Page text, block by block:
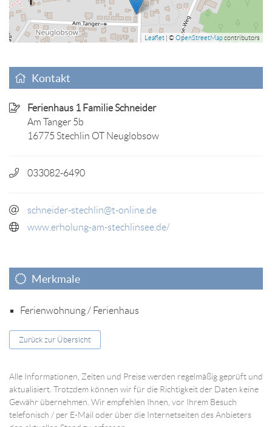
Leaflet | ©OpenStreetMapcontributors
Kontakt
Ferienhaus 1 Familie Schneider
Am Tanger 5b
16775 Stechlin OT Neuglobsow
033082-6490
schneider-stechlin@t-online.de
www.erholung-am-stechlinsee.de/
Merkmale
Ferienwohnung / Ferienhaus
Zurück zur Übersicht
Alle Informationen, Zeiten und Preise werden regelmäßig geprüft und
aktualisiert. Trotzdem können wir für die Richtigkeit der Daten keine
Gewähr übernehmen. Wir empfehlen Ihnen, vor Ihrem Besuch
telefonisch / per E-Mail oder über die Internetseiten des Anbieters